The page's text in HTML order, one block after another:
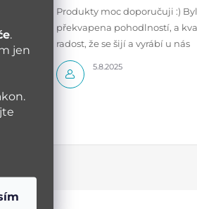
.
jen
5.8.2025
Produkty moc doporučuji :)
překvapena pohodlností, a
radost, že se šijí a vyrábí u nás